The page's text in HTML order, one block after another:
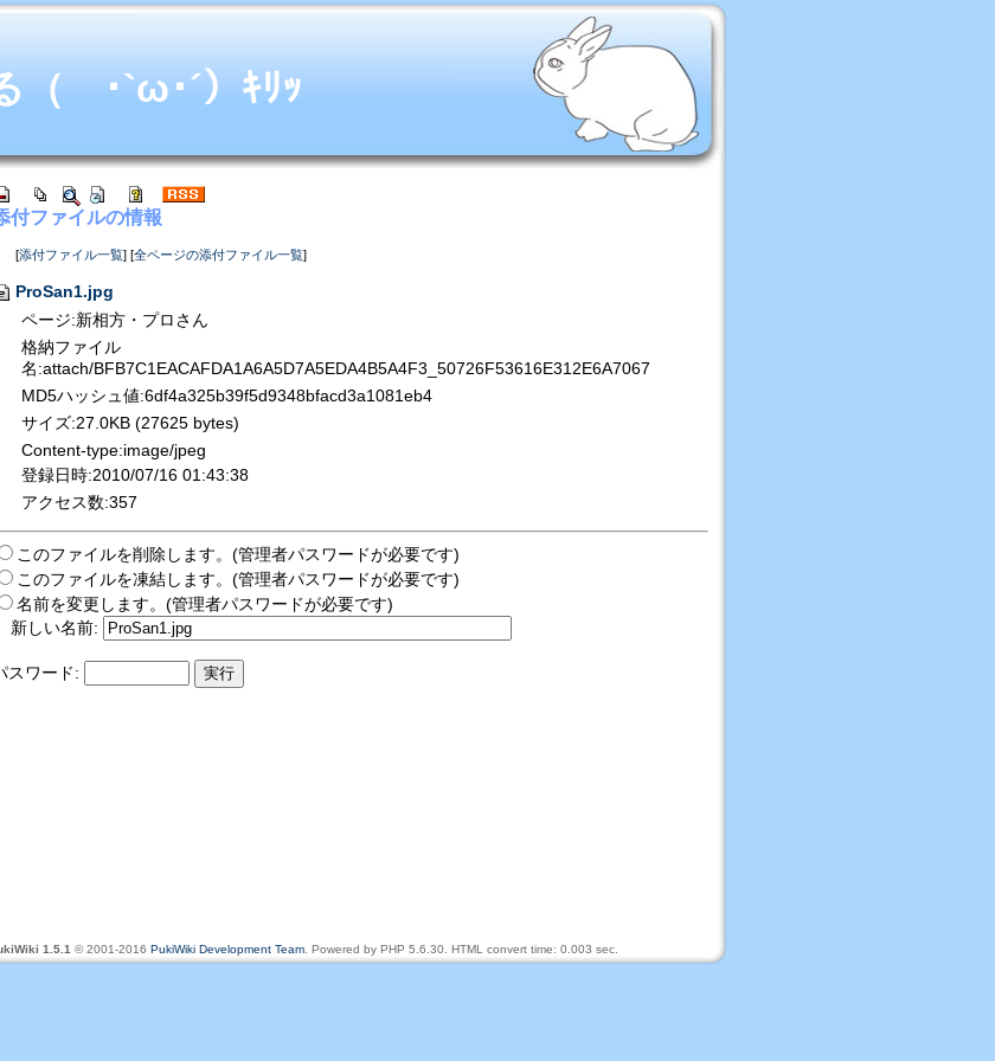
（ ･`ω･´）ｷﾘｯ
付ファイルの情報
[添付ファイル一覧] [全ページの添付ファイル一覧]
ProSan1.jpg
ページ:新相方・プロさん
格納ファイル
名:attach/BFB7C1EACAFDA1A6A5D7A5EDA4B5A4F3_50726F53616E312E6A7067
MD5ハッシュ値:6df4a325b39f5d9348bfacd3a1081eb4
サイズ:27.0KB (27625 bytes)
Content-type:image/jpeg
登録日時:2010/07/16 01:43:38
アクセス数:357
このファイルを削除します。(管理者パスワードが必要です)
このファイルを凍結します。(管理者パスワードが必要です)
名前を変更します。(管理者パスワードが必要です)
新しい名前:
スワード:
1.5.1 © 2001-2016 PukiWiki Development Team . Powered by PHP 5.6.30. HTML convert time: 0.003 sec.